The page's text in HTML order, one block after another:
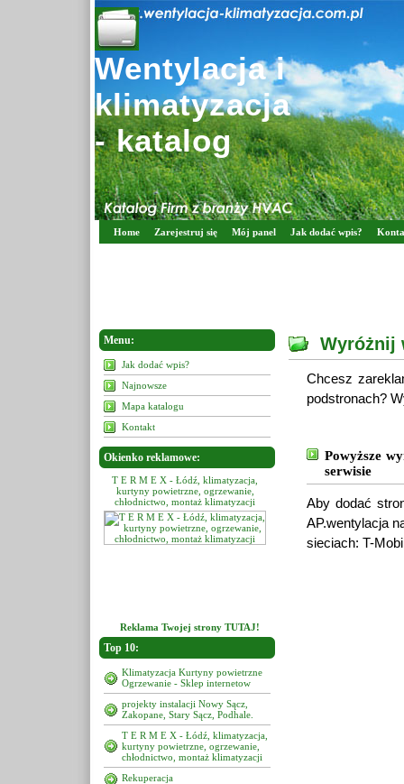
Wentylacja i
klimatyzacja
- katalog
Home Zarejestruj się Mój panel Jak dodać wpis?
Menu:
Jak dodać wpis?
Najnowsze
Mapa katalogu
Kontakt
Okienko reklamowe:
T E R M E X - Łódź, klimatyzacja,
kurtyny powietrzne, ogrzewanie,
chłodnictwo, montaż klimatyzacji
chłodnictwo, montaż
Reklama Twojej strony TUTAJ!
Top 10:
Klimatyzacja Kurtyny powietrzne
Ogrzewanie - Sklep internetow
projekty instalacji Nowy Sącz,
Zakopane, Stary Sącz, Podhale.
T E R M E X - Łódź, klimatyzacja,
kurtyny powietrzne, ogrzewanie,
chłodnictwo, montaż klimatyzacji
Rekuperacja
Wyróżnij
Chcesz
podstronach?
Powyższe
serwisie
Aby dodać
AP.wentylacja
sieciach: T-